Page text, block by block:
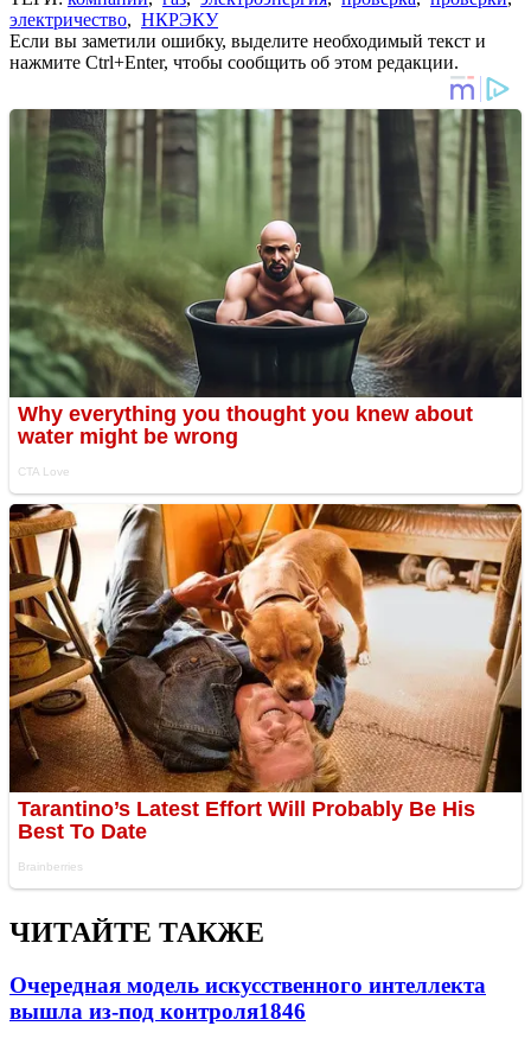
электричество, НКРЭКУ
Если вы заметили ошибку, выделите необходимый текст и
нажмите Ctrl+Enter, чтобы сообщить об этом редакции.
ЧИТАЙТЕ ТАКЖЕ
Очередная модель искусственного интеллекта
вышла из-под контроля1846